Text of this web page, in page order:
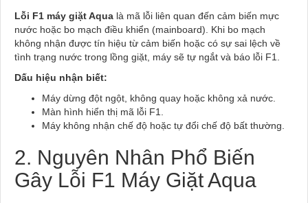
Lỗi F1 máy giặt Aqua là mã lỗi liên quan đến cảm biến mực
nước hoặc bo mạch điều khiển (mainboard). Khi bo mạch
không nhận được tín hiệu từ cảm biến hoặc có sự sai lệch về
tình trạng nước trong lồng giặt, máy sẽ tự ngắt và báo lỗi F1.
Dấu hiệu nhận biết:
Máy dừng đột ngột, không quay hoặc không xả nước.
Màn hình hiển thị mã lỗi F1.
Máy không nhận chế độ hoặc tự đổi chế độ bất thường.
2. Nguyên Nhân Phổ Biến
Gây Lỗi F1 Máy Giặt Aqua